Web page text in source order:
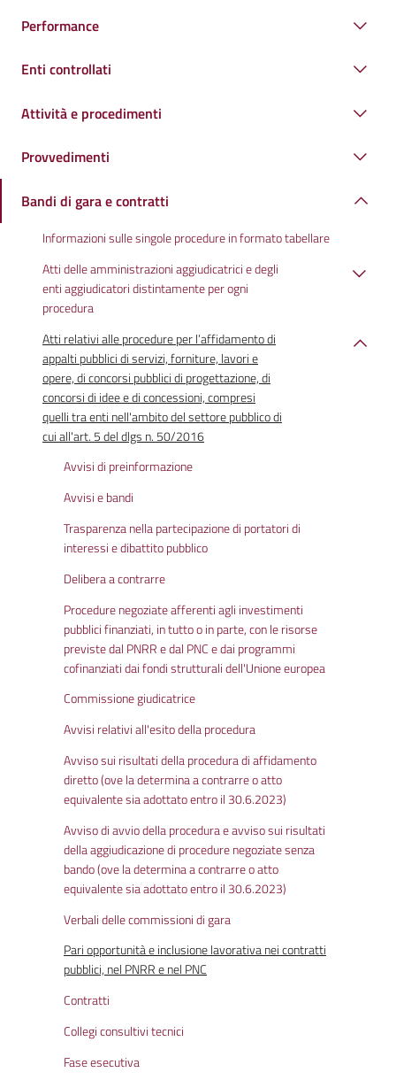
Performance
Enti controllati
Attività e procedimenti
Provvedimenti
Bandi di gara e contratti
Informazioni sulle singole procedure in formato tabellare
Atti delle amministrazioni aggiudicatrici e degli
enti aggiudicatori distintamente per ogni
procedura
Atti relativi alle procedure per l’affidamento di
appalti pubblici di servizi, forniture, lavori e
opere, di concorsi pubblici di progettazione, di
concorsi di idee e di concessioni, compresi
quelli tra enti nell'ambito del settore pubblico di
cui all'art. 5 del dlgs n. 50/2016
Avvisi di preinformazione
Avvisi e bandi
Trasparenza nella partecipazione di portatori di
interessi e dibattito pubblico
Delibera a contrarre
Procedure negoziate afferenti agli investimenti
pubblici finanziati, in tutto o in parte, con le risorse
previste dal PNRR e dal PNC e dai programmi
cofinanziati dai fondi strutturali dell'Unione europea
Commissione giudicatrice
Avvisi relativi all'esito della procedura
Avviso sui risultati della procedura di affidamento
diretto (ove la determina a contrarre o atto
equivalente sia adottato entro il 30.6.2023)
Avviso di avvio della procedura e avviso sui risultati
della aggiudicazione di procedure negoziate senza
bando (ove la determina a contrarre o atto
equivalente sia adottato entro il 30.6.2023)
Verbali delle commissioni di gara
Pari opportunità e inclusione lavorativa nei contratti
pubblici, nel PNRR e nel PNC
Contratti
Collegi consultivi tecnici
Fase esecutiva